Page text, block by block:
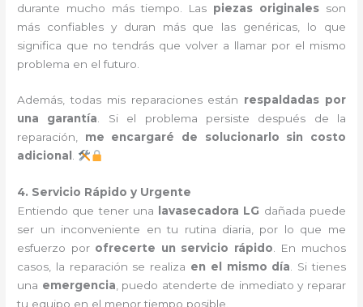
durante mucho más tiempo. Las piezas originales son
más confiables y duran más que las genéricas, lo que
significa que no tendrás que volver a llamar por el mismo
problema en el futuro.
Además, todas mis reparaciones están respaldadas por
una garantía. Si el problema persiste después de la
reparación, me encargaré de solucionarlo sin costo
adicional .
4. Servicio Rápido y Urgente
Entiendo que tener una
lavasecadora LG dañada puede
ser un inconveniente en tu rutina diaria, por lo que me
esfuerzo por ofrecerte un servicio rápido. En muchos
casos, la reparación se realiza en el mismo día. Si tienes
una emergencia, puedo atenderte de inmediato y reparar
tu equipo en el menor tiempo posible.